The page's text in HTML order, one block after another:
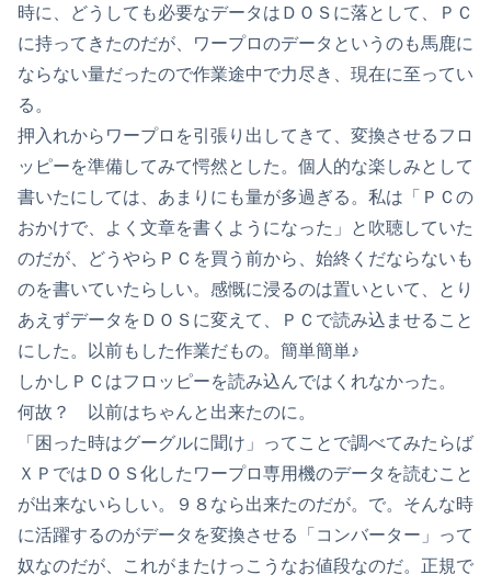
時に、どうしても必要なデータはＤＯＳに落として、ＰＣ
に持ってきたのだが、ワープロのデータというのも馬鹿に
ならない量だったので作業途中で力尽き、現在に至ってい
る。
押入れからワープロを引張り出してきて、変換させるフロ
ッピーを準備してみて愕然とした。個人的な楽しみとして
書いたにしては、あまりにも量が多過ぎる。私は「ＰＣの
おかけで、よく文章を書くようになった」と吹聴していた
のだが、どうやらＰＣを買う前から、始終くだならないも
のを書いていたらしい。感慨に浸るのは置いといて、とり
あえずデータをＤＯＳに変えて、ＰＣで読み込ませること
にした。以前もした作業だもの。簡単簡単♪
しかしＰＣはフロッピーを読み込んではくれなかった。
何故？ 以前はちゃんと出来たのに。
「困った時はグーグルに聞け」ってことで調べてみたらば
ＸＰではＤＯＳ化したワープロ専用機のデータを読むこと
が出来ないらしい。９８なら出来たのだが。で。そんな時
に活躍するのがデータを変換させる「コンバーター」って
奴なのだが、これがまたけっこうなお値段なのだ。正規で